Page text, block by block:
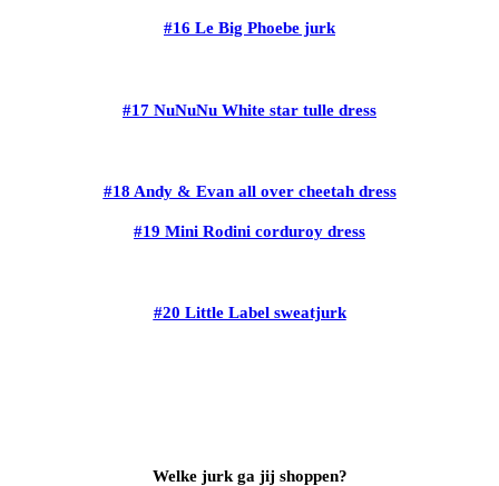
#16 Le Big Phoebe jurk
#17 NuNuNu White star tulle dress
#18 Andy & Evan all over cheetah dress
#19 Mini Rodini corduroy dress
#20 Little Label sweatjurk
Welke jurk ga jij shoppen?